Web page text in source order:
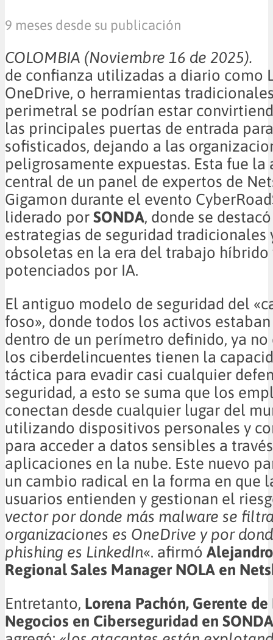
9 meses desde su publicación
COLOMBIA (Noviembre 16 de
de confianza utilizadas a diario como
OneDrive, o herramientas
perimetral se podrían estar
las principales puertas de entrada
sofisticados, dejando a las
peligrosamente expuestas. Esta fue la
central de un panel de expertos de
Gigamon durante el evento
liderado por SONDA, donde se
estrategias de seguridad tradicionales
obsoletas en la era del trabajo híbrido
potenciados por IA.
El antiguo modelo de seguridad del
foso», donde todos los activos
dentro de un perímetro definido, ya no
los ciberdelincuentes tienen la
táctica para evadir casi cualquier
seguridad, a esto se suma que los
conectan desde cualquier lugar del
utilizando dispositivos personales y
para acceder a datos sensibles a
aplicaciones en la nube. Este nuevo
un cambio radical en la forma en que
usuarios entienden y gestionan el
vector por donde más malware se
organizaciones es OneDrive y por
phishing es LinkedIn«. afirmó
Regional Sales Manager NOLA en
Entretanto, Lorena Pachón, Gerente
Negocios en Ciberseguridad en